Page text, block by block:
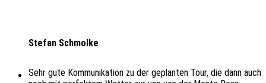
Stefan Schmolke
Sehr gute Kommunikation zu der geplanten Tour, die dann auch